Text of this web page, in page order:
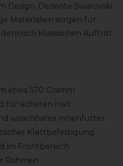
Design. Dezente Swarovski
Materialien sorgen für
klassischen Auftritt
etwa 570 Gramm
für sicheren Halt
waschbares Innenfutter
Klettbefestigung
im Frontbereich
Rahmen